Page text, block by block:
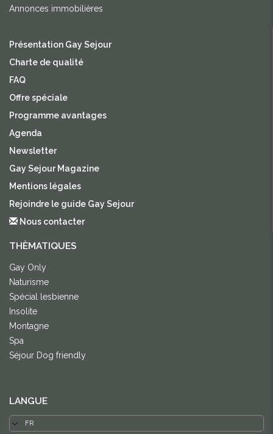
Annonces immobilières
Présentation Gay Sejour
Charte de qualité
FAQ
Offre spéciale
Programme avantages
Agenda
Newsletter
Gay Sejour Magazine
Mentions légales
Rejoindre le guide Gay Sejour
Nous contacter
THÈMATIQUES
Gay Only
Naturisme
Spécial lesbienne
Insolite
Montagne
Spa
Séjour Dog friendly
LANGUE